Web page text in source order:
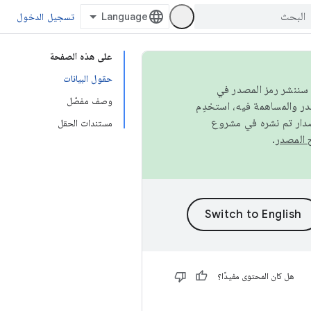
تسجيل الدخول
على هذه الصفحة
حقول البيانات
وصف مفصّل
مستندات الحقل
سننشر رمز المصدر في
تم نشره في مشروع
.
هل كان المحتوى مفيدًا؟